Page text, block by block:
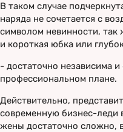
В таком случае
наряда не сочетается с
символом невинности, так
и короткая юбка или
- достаточно независима и
профессиональном плане.
Действительно,
современную бизнес-леди
жены достаточно сложно,